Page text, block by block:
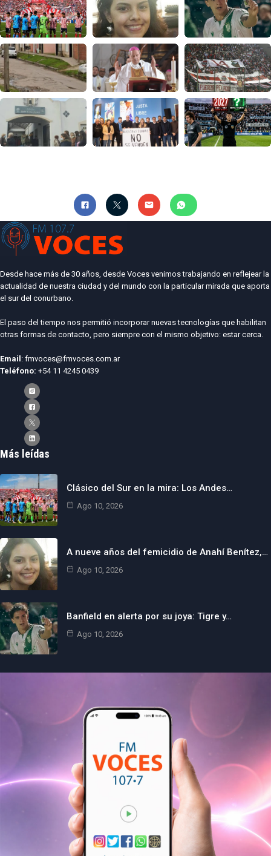
Desde hace más de 30 años, desde Voces venimos trabajando en reflejear la
actualidad de nuestra ciudad y del mundo con la particular mirada que aporta
el sur del conurbano.
El paso del tiempo nos permitió incorporar nuevas tecnologías que habilitan
otras formas de contacto, pero siempre con el mismo objetivo: estar cerca.
Email : fmvoces@fmvoces.com.ar
Teléfono: +54 11 4245 0439
Más leídas
Clásico del Sur en la mira: Los Andes…
Ago 10, 2026
A nueve años del femicidio de Anahí Benítez,…
Ago 10, 2026
Banfield en alerta por su joya: Tigre y…
Ago 10, 2026